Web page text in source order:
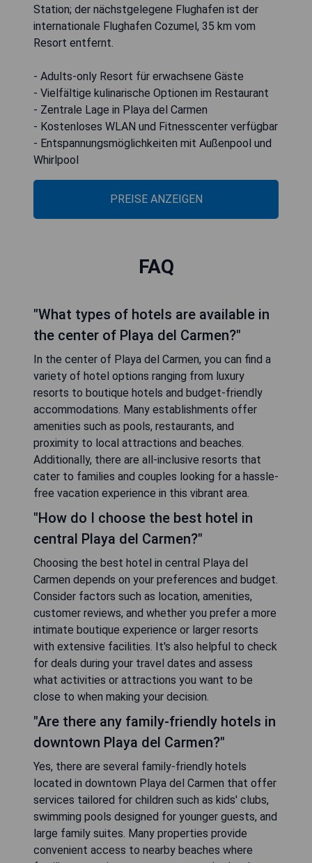
Station; der nächstgelegene Flughafen ist der
internationale Flughafen Cozumel, 35 km vom
Resort entfernt.
- Adults-only Resort für erwachsene Gäste
- Vielfältige kulinarische Optionen im Restaurant
- Zentrale Lage in Playa del Carmen
- Kostenloses WLAN und Fitnesscenter verfügbar
- Entspannungsmöglichkeiten mit Außenpool und
Whirlpool
PREISE ANZEIGEN
FAQ
"What types of hotels are available in
the center of Playa del Carmen?"
In the center of Playa del Carmen, you can find a
variety of hotel options ranging from luxury
resorts to boutique hotels and budget-friendly
accommodations. Many establishments offer
amenities such as pools, restaurants, and
proximity to local attractions and beaches.
Additionally, there are all-inclusive resorts that
cater to families and couples looking for a hassle-
free vacation experience in this vibrant area.
"How do I choose the best hotel in
central Playa del Carmen?"
Choosing the best hotel in central Playa del
Carmen depends on your preferences and budget.
Consider factors such as location, amenities,
customer reviews, and whether you prefer a more
intimate boutique experience or larger resorts
with extensive facilities. It's also helpful to check
for deals during your travel dates and assess
what activities or attractions you want to be
close to when making your decision.
"Are there any family-friendly hotels in
downtown Playa del Carmen?"
Yes, there are several family-friendly hotels
located in downtown Playa del Carmen that offer
services tailored for children such as kids' clubs,
swimming pools designed for younger guests, and
large family suites. Many properties provide
convenient access to nearby beaches where